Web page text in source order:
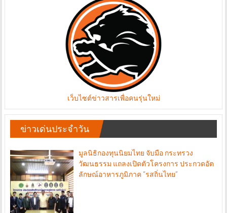
เว็บไซต์ข่าวสารเพื่อคนรุ่นใหม่
ข่าวเด่นประจำวัน
มูลนิธิกองทุนนิยมไทย จับมือ กระทรวง
วัฒนธรรม แถลงเปิดตัวโครงการ ประกวดอัต
ลักษณ์อาหารภูมิภาค “รสถิ่นไทย”